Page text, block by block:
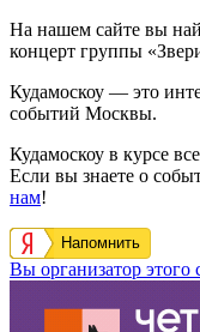
На нашем сайте вы
концерт группы
Кудамоскоу — это
событий Москвы.
Кудамоскоу в курсе
Если вы знаете о
нам!
Напомнить
Вы организатор этого